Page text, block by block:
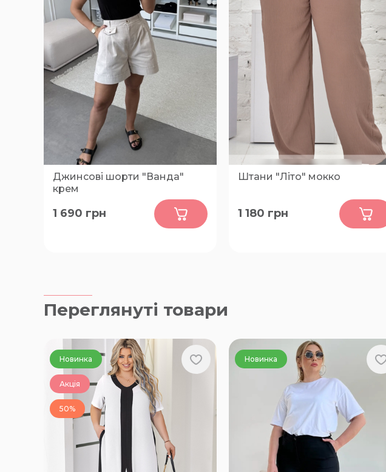
Джинсові шорти "Ванда"
крем
1 690 грн
Штани "Літо" мокко
50, 52, 54, 56, 58, 60, 62, 64, 66, 68,
1 180 грн
Переглянуті товари
Новинка
Акція
50%
Новинка